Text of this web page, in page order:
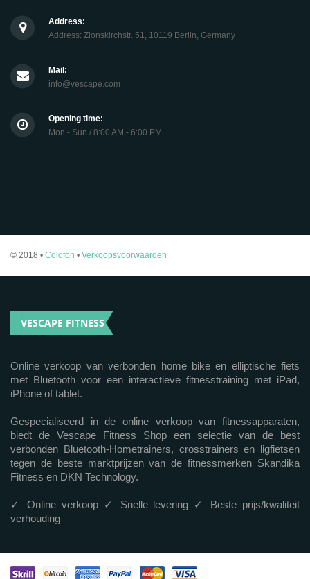
Address:
Address: Zionskirchstr. 51, 10119 Berlin, Germany
Mail:
info@vescape.com
Opening time:
Mon - Sun / 8:00 AM - 6:00 PM
© 2018 • Colofon • Verkoopsvoorwaarden
VESCAPE FITNESS
Online verkoop van verbonden home bike en elliptische fiets
met Bluetooth voor een interactieve fitnesstraining met iPad,
iPhone of tablet.
Gespecialiseerd in de online verkoop van fitnessapparaten,
biedt de Vescape Fitness Shop een selectie van de best
verbonden Bluetooth-Hometrainers, crosstrainers en ligfietsen
tegen de beste marktprijzen van de fitnessmerken Skandika
Fitness en DKN Technology.
✓ Online verkoop ✓ Snelle levering ✓ Beste prijs/kwaliteit
verhouding